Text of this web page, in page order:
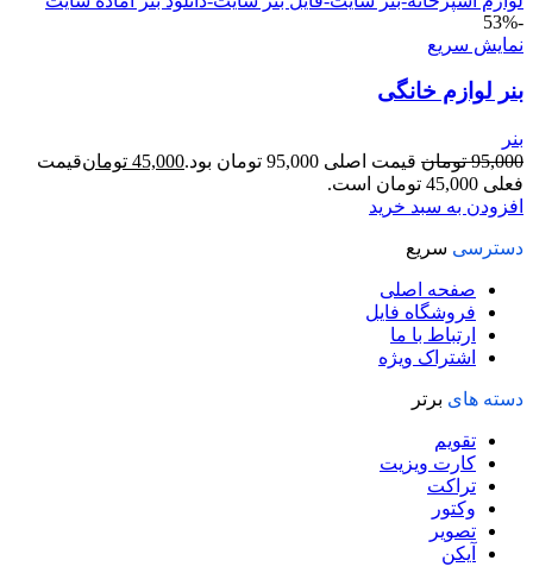
-53%
نمایش سریع
بنر لوازم خانگی
بنر
95,000 تومان قیمت اصلی 95,000 تومان بود. 45,000 تومانقیمت
فعلی 45,000 تومان است.
افزودن به سبد خرید
دسترسی سریع
صفحه اصلی
فروشگاه فایل
ارتباط با ما
اشتراک ویژه
دسته های برتر
تقویم
کارت ویزیت
تراکت
وکتور
تصویر
آیکن